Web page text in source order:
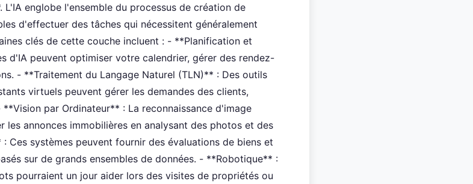
englobe l'ensemble du processus de création de
d'effectuer des tâches qui nécessitent généralement
clés de cette couche incluent : - **Planification et
d'IA peuvent optimiser votre calendrier, gérer des rendez-
- **Traitement du Langage Naturel (TLN)** : Des outils
virtuels peuvent gérer les demandes des clients,
par Ordinateur** : La reconnaissance d'image
les annonces immobilières en analysant des photos et des
Ces systèmes peuvent fournir des évaluations de biens et
sur de grands ensembles de données. - **Robotique** :
pourraient un jour aider lors des visites de propriétés ou